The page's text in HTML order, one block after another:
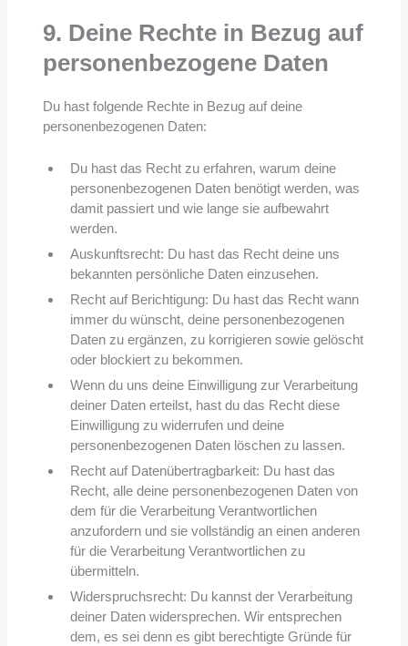
9. Deine Rechte in Bezug auf
personenbezogene Daten
Du hast folgende Rechte in Bezug auf deine
personenbezogenen Daten:
Du hast das Recht zu erfahren, warum deine
personenbezogenen Daten benötigt werden, was
damit passiert und wie lange sie aufbewahrt
werden.
Auskunftsrecht: Du hast das Recht deine uns
bekannten persönliche Daten einzusehen.
Recht auf Berichtigung: Du hast das Recht wann
immer du wünscht, deine personenbezogenen
Daten zu ergänzen, zu korrigieren sowie gelöscht
oder blockiert zu bekommen.
Wenn du uns deine Einwilligung zur Verarbeitung
deiner Daten erteilst, hast du das Recht diese
Einwilligung zu widerrufen und deine
personenbezogenen Daten löschen zu lassen.
Recht auf Datenübertragbarkeit: Du hast das
Recht, alle deine personenbezogenen Daten von
dem für die Verarbeitung Verantwortlichen
anzufordern und sie vollständig an einen anderen
für die Verarbeitung Verantwortlichen zu
übermitteln.
Widerspruchsrecht: Du kannst der Verarbeitung
deiner Daten widersprechen. Wir entsprechen
dem, es sei denn es gibt berechtigte Gründe für